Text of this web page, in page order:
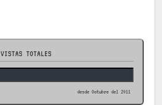
VISTAS TOTALES
desde Octubre del 2011